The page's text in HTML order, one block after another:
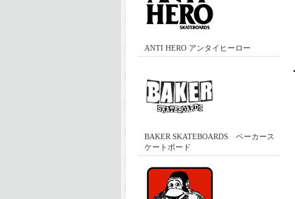
ANTI HERO アンタイヒーロー
BAKER SKATEBOARDS ベーカース
ケートボード